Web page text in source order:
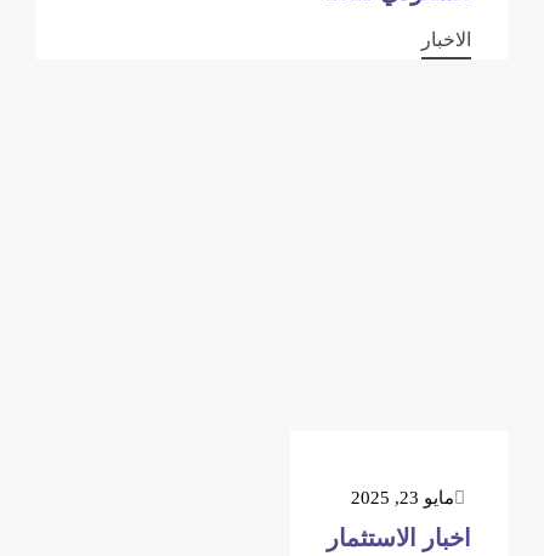
الاخبار
مايو 23, 2025
اخبار الاستثمار